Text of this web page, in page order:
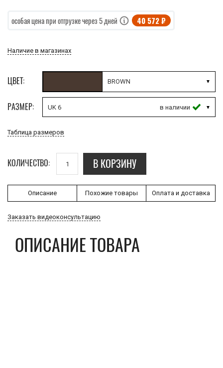
особая цена при отгрузке через 5 дней 40 572 ₽
Наличие в магазинах
ЦВЕТ: BROWN
РАЗМЕР: UK 6
Таблица размеров
КОЛИЧЕСТВО: В КОРЗИНУ
Описание Похожие товары Оплата и доставка
Заказать видеоконсультацию
ОПИСАНИЕ ТОВАРА